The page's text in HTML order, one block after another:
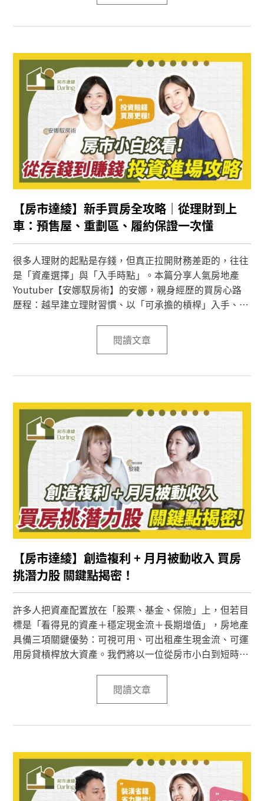
【房市達綾】新手買房全攻略｜從理財到上
車：預售屋、重劃區、履約保證一次懂
很多人理財的起點是存錢，但真正拉開財務差距的，往往
是「資產選擇」與「入手時點」。本篇分享人氣房地產
Youtuber【安娜馭房術】的安娜，親身經歷的買房心路
歷程：越早建立理財習慣、以「可承擔的槓桿」入手、善
託等機制降低風險，讓小資族也能踏實上車。
閱讀文章
【房市達綾】創造複利 + 月月被動收入 買房
挑潛力股 關鍵點揭密！
許多人把資產配置放在「股票、基金、保險」上，但若目
標是「看得見的資產＋穩定現金流＋長期增值」，房地產
具備三項關鍵優勢：可視可用、可出租產生現金流、可運
用房貸槓桿放大資產。我們將以一位從房市小白到短時間
以及創造現金流與時間的複利，把「勇敢出手」變成有依
閱讀文章